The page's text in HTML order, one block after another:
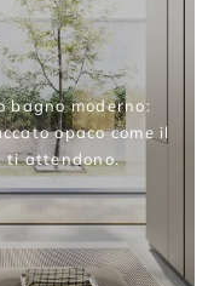
moderno:
opaco come il
ti attendono.